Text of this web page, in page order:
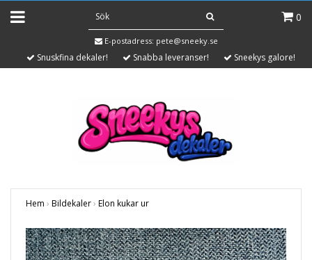
0
E-postadress: pete@sneeky.se
Snuskfina dekaler! Snabba leveranser! Sneekys galore!
Hem › Bildekaler› Elon kukar ur